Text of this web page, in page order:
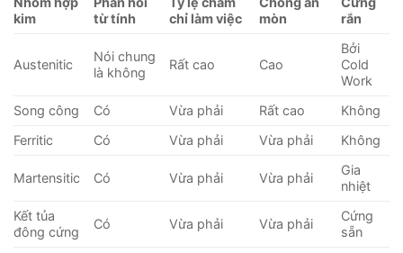
kim
từ tính
chỉ làm việc
mòn
rắn
Austenitic
Nói chung
là không
Rất cao Cao
Bởi
Cold
Work
Song công
Có Vừa phải Rất cao
Không
Ferritic
Có Vừa phải Vừa phải Không
Martensitic Có Vừa phải Vừa phải
Gia
nhiệt
Kết tủa
đông cứng
Có Vừa phải Vừa phải
Cứng
sẵn